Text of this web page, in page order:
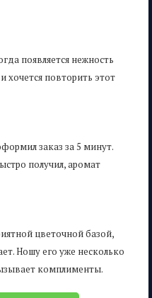
появляется нежность
хочется повторить этот
заказ за 5 минут.
получил, аромат
цветочной базой,
Ношу его уже несколько
комплименты.